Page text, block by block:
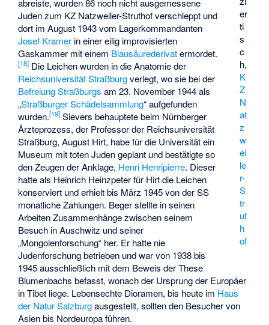
er
ti
s
c
h,
K
Z
N
at
z
w
ei
le
r-
S
tr
ut
h
of
abreiste, wurden 86 noch nicht ausgemessene
Juden zum KZ Natzweiler-Struthof verschleppt und
dort im August 1943 vom Lagerkommandanten
Josef Kramer in einer eilig improvisierten
Gaskammer mit einem Blausäurederivatermordet.
[18] Die Leichen wurden in die Anatomie der
Reichsuniversität Straßburgverlegt, wo sie bei der
Befreiung Straßburgs am 23. November 1944 als
„Straßburger Schädelsammlung“ aufgefunden
wurden.[19] Sievers behauptete beim Nürnberger
Ärzteprozess, der Professor der Reichsuniversität
Straßburg, August Hirt, habe für die Universität ein
Museum mit toten Juden geplant und bestätigte so
den Zeugen der Anklage, Henri Henripierre. Dieser
hatte als Heinrich Heinzpeter für Hirt die Leichen
konserviert und erhielt bis März 1945 von der SS
monatliche Zahlungen. Beger stellte in seinen
Arbeiten Zusammenhänge zwischen seinem
Besuch in Auschwitz und seiner
„Mongolenforschung“ her. Er hatte nie
Judenforschung betrieben und war von 1938 bis
1945 ausschließlich mit dem Beweis der These
Blumenbachs befasst, wonach der Ursprung der Europäer
in Tibet liege. Lebensechte Dioramen, bis heute im Haus
der Natur Salzburgausgestellt, sollten den Besucher von
Asien bis Nordeuropa führen.